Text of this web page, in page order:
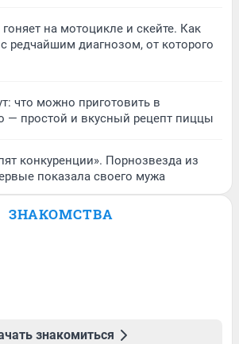
на мотоцикле и скейте. Как
редчайшим диагнозом, от которого
что можно приготовить в
— простой и вкусный рецепт пиццы
конкуренции». Порнозвезда из
показала своего мужа
ЗНАКОМСТВА
знакомиться